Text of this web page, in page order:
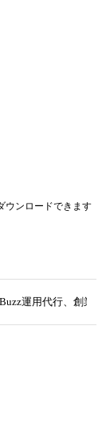
ウンロードできます
運用代行、創業